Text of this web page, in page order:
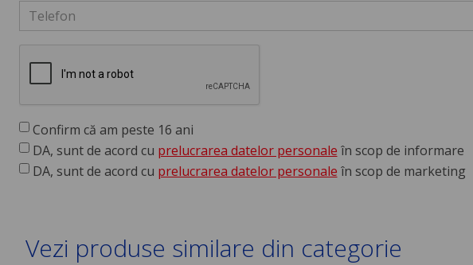
Confirm că am peste 16 ani
DA, sunt de acord cu prelucrarea datelor personale în scop de informare
DA, sunt de acord cu prelucrarea datelor personale în scop de marketing
Vezi produse similare din categorie